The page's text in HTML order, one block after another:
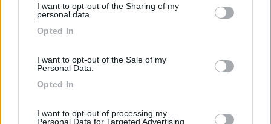
not limited to your visit or usage behaviour. You may click to
grant or deny consent to Google and its third-party tags to
use your data for below specified purposes in below Google
I want to opt-out of the Sharing of my
personal data.
Opted In
I want to opt-out of the Sale of my
Personal Data.
Opted In
I want to opt-out of processing my
Personal Data for Targeted Advertising.
Punto ristoro
Servizi
Personale gentilissimo. Top!
Accoglienza Posizione Punto ristoro